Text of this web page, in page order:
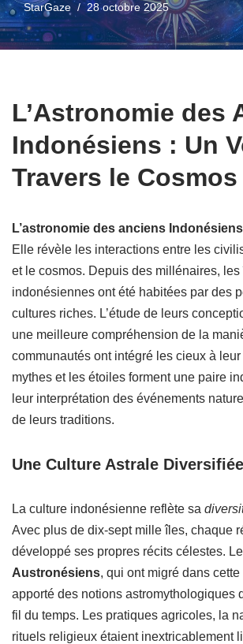
StarGaze 28 octobre 2025
L’Astronomie des
Indonésiens : Un
Travers le Cosmos
L’astronomie des anciens Indonésiens
Elle révèle les interactions entre les
et le cosmos. Depuis des millénaires, les
indonésiennes ont été habitées par des
cultures riches. L’étude de leurs
une meilleure compréhension de la
communautés ont intégré les cieux à
mythes et les étoiles forment une paire
leur interprétation des événements
de leurs traditions.
Une Culture Astrale Diversifiée
La culture indonésienne reflète sa
Avec plus de dix-sept mille îles, chaque
développé ses propres récits célestes.
Austronésiens, qui ont migré dans
apporté des notions astromythologiques
fil du temps. Les pratiques agricoles, la
rituels religieux étaient inextricablement